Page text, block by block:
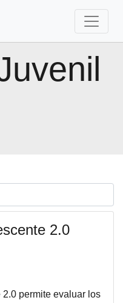
2.0
permite evaluar los